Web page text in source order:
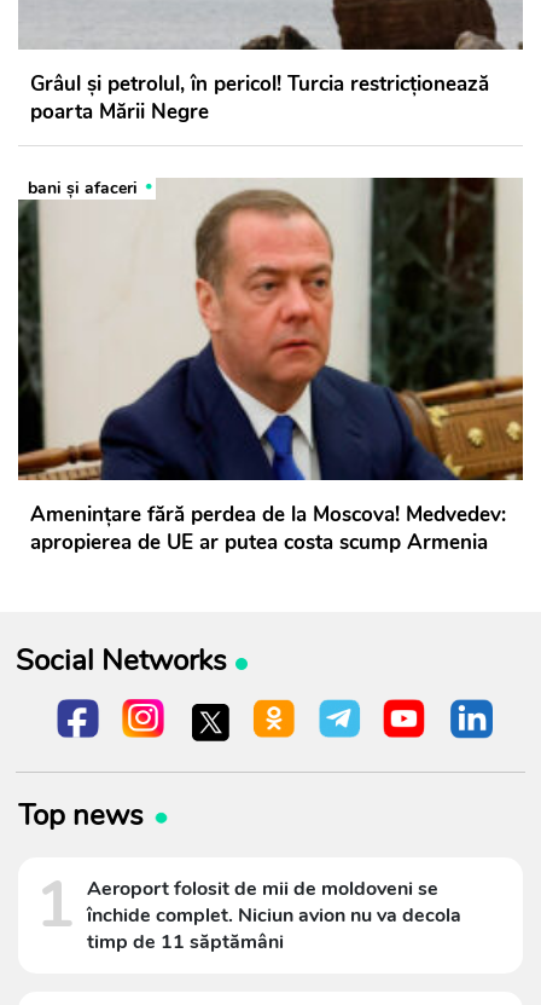
Grâul și petrolul, în pericol! Turcia restricționează
poarta Mării Negre
bani și afaceri
Amenințare fără perdea de la Moscova! Medvedev:
apropierea de UE ar putea costa scump Armenia
Social Networks
Top news
1 Aeroport folosit de mii de moldoveni se
închide complet. Niciun avion nu va decola
timp de 11 săptămâni